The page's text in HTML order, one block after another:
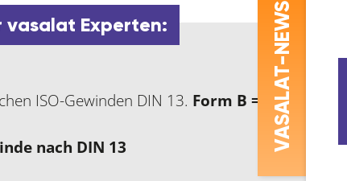
vasalat Experten:
ISO-Gewinden DIN 13. Form B =
nach DIN 13 V
ASALAT
-NEWS